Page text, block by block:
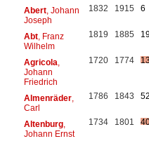
Abert, Johann
Joseph
1832 1915 6
Abt, Franz
Wilhelm
1819 1885
Agricola
Johann
Friedrich
1720 1774 13
Almenräder,
Carl
1786 1843 52
Altenburg,
Johann Ernst
1734 1801